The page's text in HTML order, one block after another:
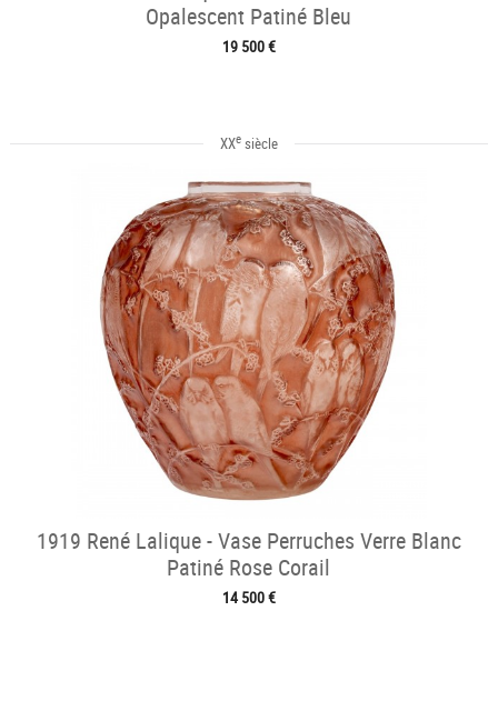
Opalescent Patiné Bleu
19 500 €
XXesiècle
1919 René Lalique - Vase Perruches Verre Blanc
Patiné Rose Corail
14 500 €